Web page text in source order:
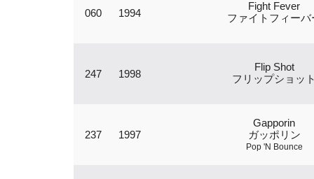
060 1994
Fight Fever
ファイトフィーバ
247 1998
Flip Shot
フリップショッ
237 1997
Gapporin
ガッポリン
Pop 'N Bounce